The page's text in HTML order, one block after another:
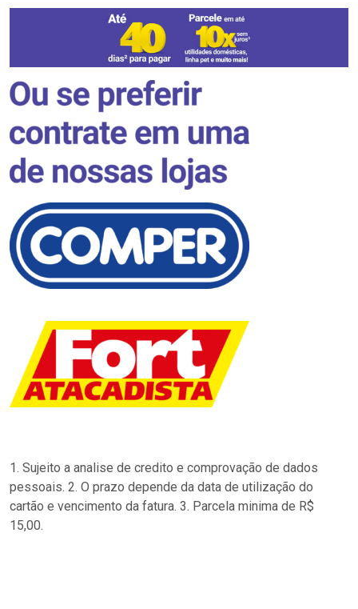
1. Sujeito a analise de credito e comprovação de dados
pessoais. 2. O prazo depende da data de utilização do
cartão e vencimento da fatura. 3. Parcela minima de R$
15,00.